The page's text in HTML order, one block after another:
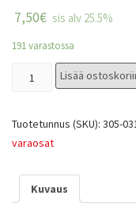
7,50€ sis alv 25.5%
191 varastossa
Lisää
Tuotetunnus (SKU): 305-
varaosat
Kuvaus